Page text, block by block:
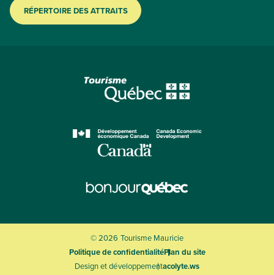
RÉPERTOIRE DES ATTRAITS
© 2026 Tourisme Mauricie
Politique de confidentialitéPlan du site
Design et développementacolyte.ws